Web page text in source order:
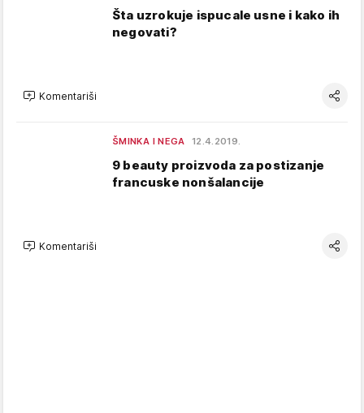
Šta uzrokuje ispucale usne i kako ih
negovati?
Komentariši
ŠMINKA I NEGA 12.4.2019.
9 beauty proizvoda za postizanje
francuske nonšalancije
Komentariši